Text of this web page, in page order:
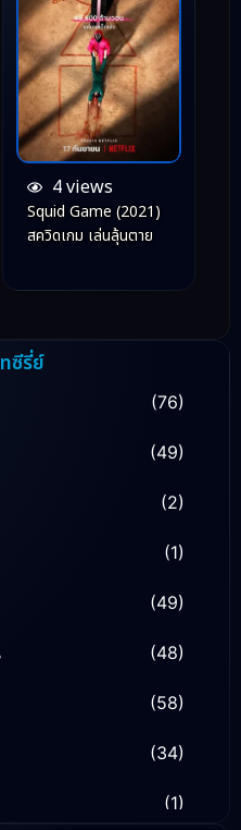
4 views
Squid Game (2021)
สควิดเกม เล่นลุ้นตาย
ซีรี่ย์
(76)
(49)
(2)
(1)
(49)
(48)
(58)
(34)
(1)